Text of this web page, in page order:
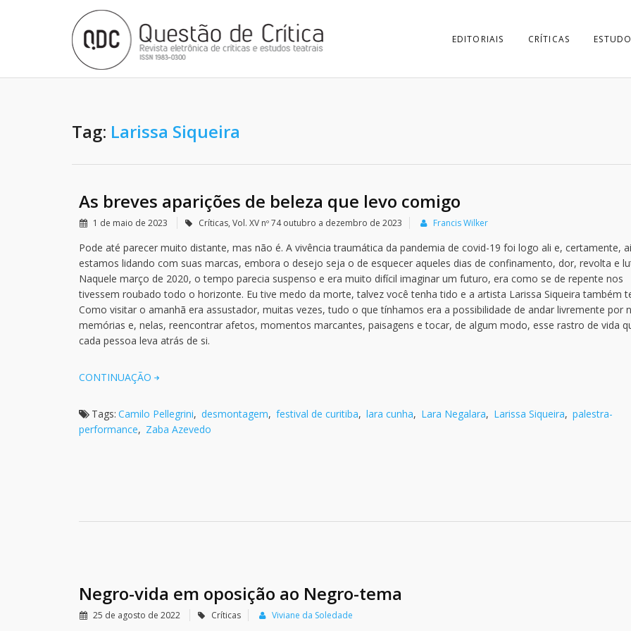
EDITORIAIS CRÍTICAS
Tag: Larissa Siqueira
As breves aparições de beleza que levo comigo
1 de maio de 2023 Críticas, Vol. XV nº 74 outubro a dezembro de 2023 Francis Wilker
Pode até parecer muito distante, mas não é. A vivência traumática da pandemia de covid-19 foi logo ali e, certamente,
estamos lidando com suas marcas, embora o desejo seja o de esquecer aqueles dias de confinamento, dor, revolta e
Naquele março de 2020, o tempo parecia suspenso e era muito difícil imaginar um futuro, era como se de repente nos
tivessem roubado todo o horizonte. Eu tive medo da morte, talvez você tenha tido e a artista Larissa Siqueira também
Como visitar o amanhã era assustador, muitas vezes, tudo o que tínhamos era a possibilidade de andar livremente por
memórias e, nelas, reencontrar afetos, momentos marcantes, paisagens e tocar, de algum modo, esse rastro de vida
cada pessoa leva atrás de si.
CONTINUAÇÃO
Tags: Camilo Pellegrini, desmontagem, festival de curitiba, lara cunha, Lara Negalara, Larissa Siqueira, palestra-
performance, Zaba Azevedo
Negro-vida em oposição ao Negro-tema
25 de agosto de 2022 Críticas Viviane da Soledade